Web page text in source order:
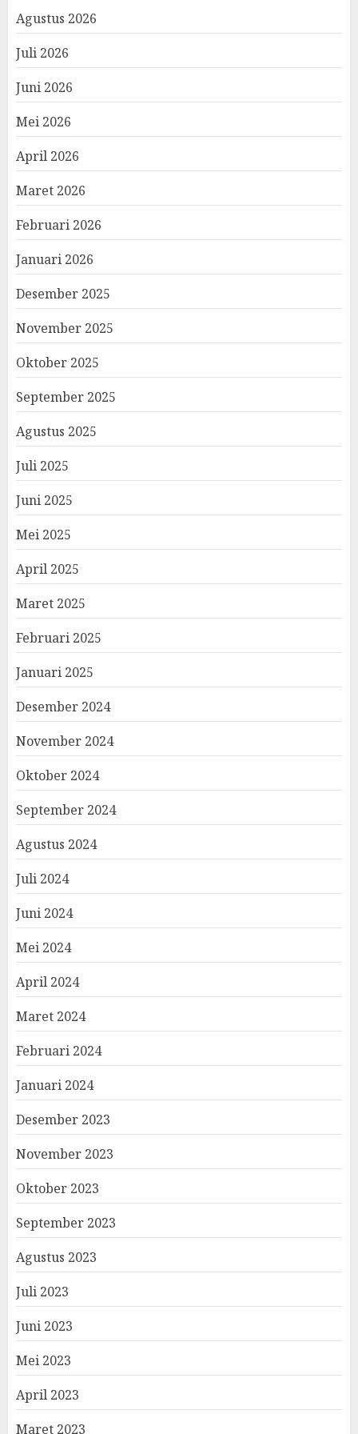
Agustus 2026
Juli 2026
Juni 2026
Mei 2026
April 2026
Maret 2026
Februari 2026
Januari 2026
Desember 2025
November 2025
Oktober 2025
September 2025
Agustus 2025
Juli 2025
Juni 2025
Mei 2025
April 2025
Maret 2025
Februari 2025
Januari 2025
Desember 2024
November 2024
Oktober 2024
September 2024
Agustus 2024
Juli 2024
Juni 2024
Mei 2024
April 2024
Maret 2024
Februari 2024
Januari 2024
Desember 2023
November 2023
Oktober 2023
September 2023
Agustus 2023
Juli 2023
Juni 2023
Mei 2023
April 2023
Maret 2023